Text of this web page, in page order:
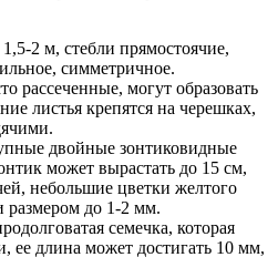
2 м, стебли прямостоячие,
симметричное.
рассеченные, могут образовать
листья крепятся на черешках,
двойные зонтиковидные
может вырастать до 15 см,
небольшие цветки желтого
размером до 1-2 мм.
семечка, которая
ее длина может достигать 10 мм,